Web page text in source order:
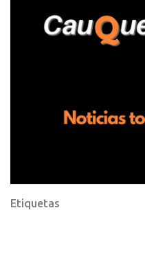
trabajadores, el edil
confrontación, la habría
suelo y agredido con golpes de
Etiquetas